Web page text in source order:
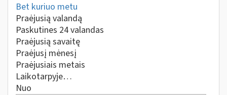
Bet kuriuo metu
Praėjusią valandą
Paskutines 24 valandas
Praėjusią savaitę
Praėjusį mėnesį
Praėjusiais metais
Laikotarpyje…
Nuo